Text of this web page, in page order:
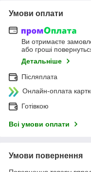
Умови оплати
Ви отримаєте
або гроші
Детальніше
Післяплата
Онлайн-оплата
Готівкою
Всі умови оплати
Умови повернення